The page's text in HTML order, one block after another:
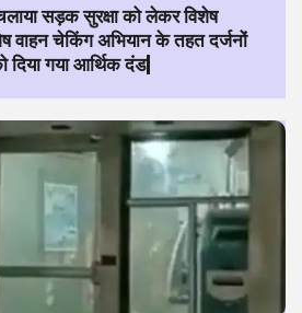
सड़क सुरक्षा को लेकर विशेष
वाहन चेकिंग अभियान के तहत दर्जनों
गया आर्थिक दंड|